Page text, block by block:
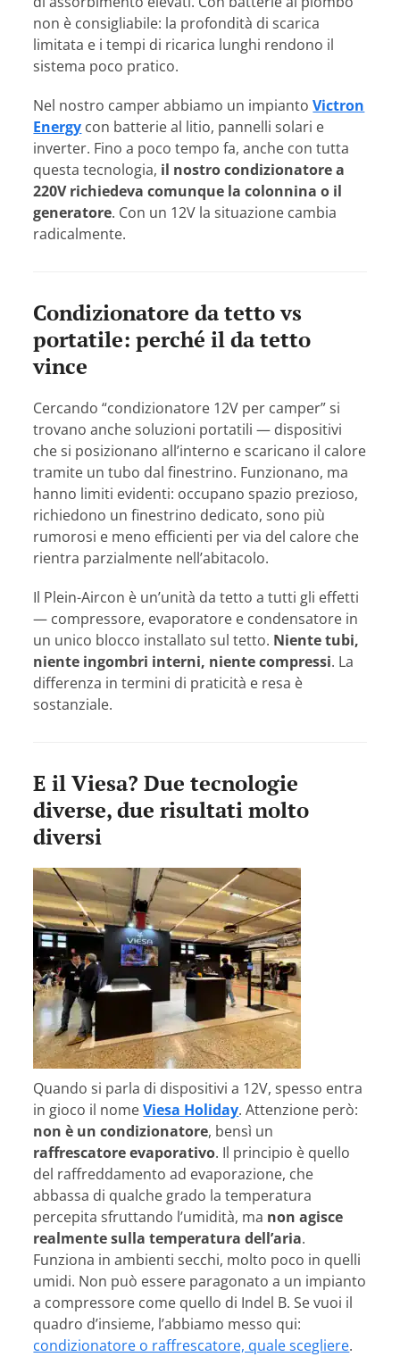
non è consigliabile: la profondità di scarica
limitata e i tempi di ricarica lunghi rendono il
sistema poco pratico.
Nel nostro camper abbiamo un impiantoVictron
Energy con batterie al litio, pannelli solari e
inverter. Fino a poco tempo fa, anche con tutta
questa tecnologia, il nostro condizionatore a
220V richiedeva comunque la colonnina o il
generatore. Con un 12V la situazione cambia
radicalmente.
Condizionatore da tetto vs
portatile: perché il da tetto
vince
Cercando “condizionatore 12V per camper” si
trovano anche soluzioni portatili — dispositivi
che si posizionano all’interno e scaricano il calore
tramite un tubo dal finestrino. Funzionano, ma
hanno limiti evidenti: occupano spazio prezioso,
richiedono un finestrino dedicato, sono più
rumorosi e meno efficienti per via del calore che
rientra parzialmente nell’abitacolo.
Il Plein-Aircon è un’unità da tetto a tutti gli effetti
— compressore, evaporatore e condensatore in
un unico blocco installato sul tetto. Niente tubi,
niente ingombri interni, niente compressi. La
differenza in termini di praticità e resa è
sostanziale.
E il Viesa? Due tecnologie
diverse, due risultati molto
diversi
Quando si parla di dispositivi a 12V, spesso entra
in gioco il nomeViesa Holiday. Attenzione però:
non è un condizionatore, bensì un
raffrescatore evaporativo. Il principio è quello
del raffreddamento ad evaporazione, che
abbassa di qualche grado la temperatura
percepita sfruttando l’umidità, ma non agisce
realmente sulla temperatura dell’aria.
Funziona in ambienti secchi, molto poco in quelli
umidi. Non può essere paragonato a un impianto
a compressore come quello di Indel B. Se vuoi il
quadro d’insieme, l’abbiamo messo qui:
condizionatore o raffrescatore, quale scegliere.